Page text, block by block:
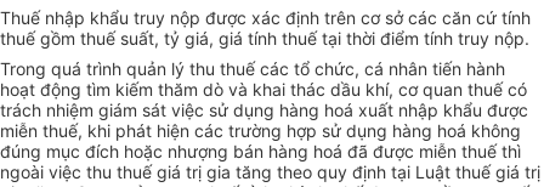
Thuế nhập khẩu truy nộp được xác định trên cơ sở các căn cứ tính
thuế gồm thuế suất, tỷ giá, giá tính thuế tại thời điểm tính truy nộp.
Trong quá trình quản lý thu thuế các tổ chức, cá nhân tiến hành
hoạt động tìm kiếm thăm dò và khai thác dầu khí, cơ quan thuế có
trách nhiệm giám sát việc sử dụng hàng hoá xuất nhập khẩu được
miễn thuế, khi phát hiện các trường hợp sử dụng hàng hoá không
đúng mục đích hoặc nhượng bán hàng hoá đã được miễn thuế thì
ngoài việc thu thuế giá trị gia tăng theo quy định tại Luật thuế giá trị